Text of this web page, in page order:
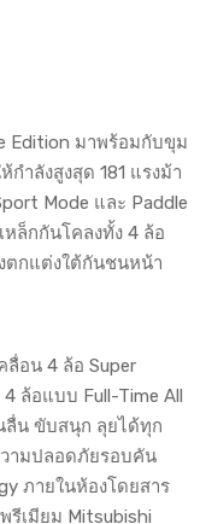
Edition มาพร้อมกับขุม
กำลังสูงสุด 181 แรงม้า
Mode และ Paddle
หล็กกันโคลงทั้ง 4 ล้อ
ตกแต่งใต้กันชนหน้า
อน 4 ล้อ Super
ล้อแบบ Full-Time All
ลื่น ขับสนุก ลุยได้ทุก
ามปลอดภัยรอบคัน
ภายในห้องโดยสาร
รีเมียม Mitsubishi